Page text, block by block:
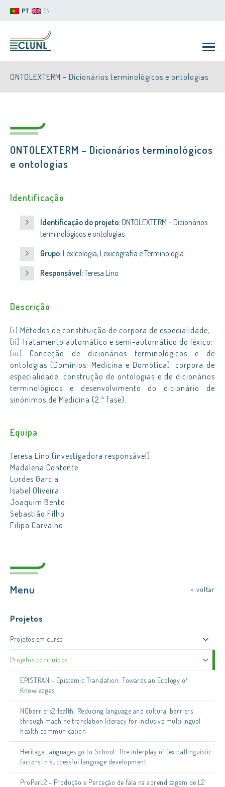
PT EN
CLUNL
ONTOLEXTERM – Dicionários terminológicos e ontologias
ONTOLEXTERM – Dicionários terminológicos
e ontologias
Identificação
Identificação do projeto:ONTOLEXTERM – Dicionários
terminológicos e ontologias
Grupo:Lexicologia, Lexicografia e Terminologia
Responsável:Teresa Lino
Descrição
(i) Métodos de constituição de corpora de especialidade;
(ii) Tratamento automático e semi-automático do léxico;
(iii) Conceção de dicionários terminológicos e de
ontologias (Domínios: Medicina e Domótica): corpora de
especialidade, construção de ontologias e de dicionários
terminológicos e desenvolvimento do dicionário de
sinónimos de Medicina (2.ª fase).
Equipa
Teresa Lino (investigadora responsável)
Madalena Contente
Lurdes Garcia
Isabel Oliveira
Joaquim Bento
Sebastião Filho
Filipa Carvalho
Menu < voltar
Projetos
Projetos em curso
Projetos concluídos
EPISTRAN – Epistemic Translation: Towards an Ecology of
Knowledges
NObarriers2Health: Reducing language and cultural barriers
through machine translation literacy for inclusive multilingual
health communication
Heritage Languages go to School: The interplay of (extra)linguistic
factors in successful language development
ProPerL2 – Produção e Perceção de fala na aprendizagem de L2